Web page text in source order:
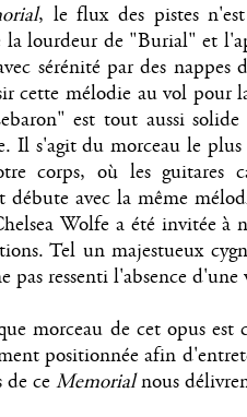
, le flux des pistes
la lourdeur de "Burial" et
sérénité par des
cette mélodie au vol pour
est tout aussi
Il s'agit du morceau le
corps, où les guitares
avec la même
Wolfe a été invitée à
Tel un majestueux
pas ressenti l'absence d'une
morceau de cet opus
positionnée afin
de ce Memorialnous